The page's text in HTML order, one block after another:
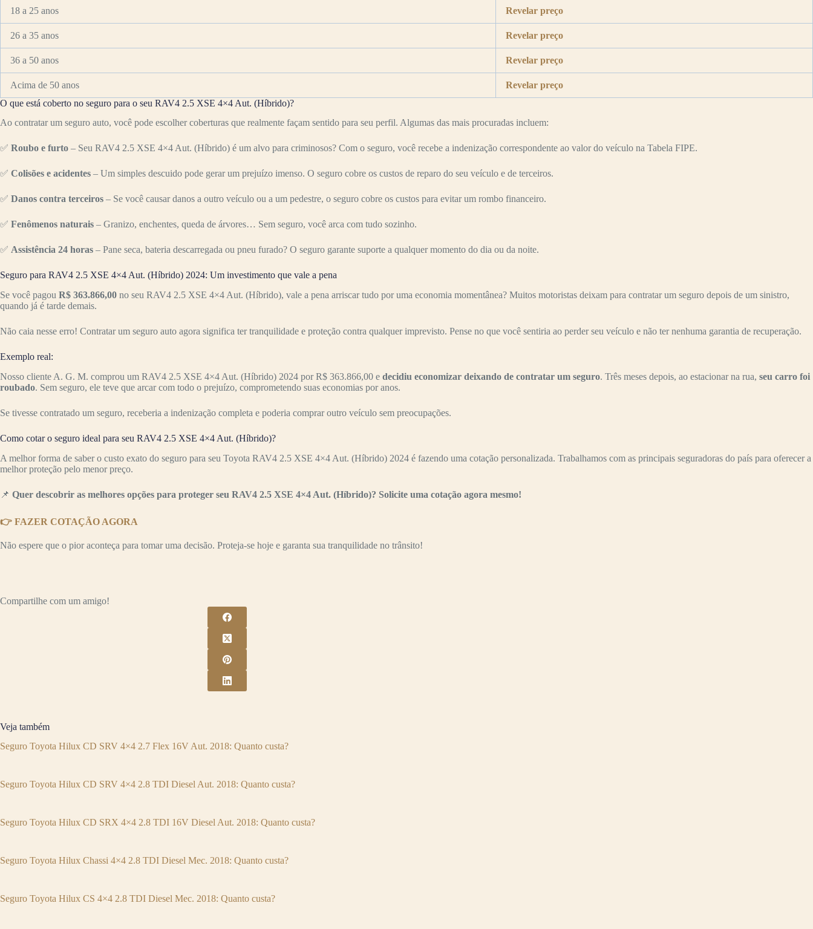
18 a 25 anos Revelar preço
26 a 35 anos Revelar preço
36 a 50 anos Revelar preço
Acima de 50 anos
Revelar preço
O que está coberto no seguro para o seu RAV4 2.5 XSE 4×4 Aut. (Híbrido)?
Ao contratar um seguro auto, você pode escolher coberturas que realmente façam sentido para seu perfil. Algumas das mais procuradas incluem:
✅ Roubo e furto – Seu RAV4 2.5 XSE 4×4 Aut. (Híbrido) é um alvo para criminosos? Com o seguro, você recebe a indenização correspondente ao valor do veículo na Tabela FIPE.
✅ Colisões e acidentes – Um simples descuido pode gerar um prejuízo imenso. O seguro cobre os custos de reparo do seu veículo e de terceiros.
✅ Danos contra terceiros – Se você causar danos a outro veículo ou a um pedestre, o seguro cobre os custos para evitar um rombo financeiro.
✅ Fenômenos naturais – Granizo, enchentes, queda de árvores… Sem seguro, você arca com tudo sozinho.
✅ Assistência 24 horas – Pane seca, bateria descarregada ou pneu furado? O seguro garante suporte a qualquer momento do dia ou da noite.
Seguro para RAV4 2.5 XSE 4×4 Aut. (Híbrido) 2024: Um investimento que vale a pena
Se você pagou R$ 363.866,00 no seu RAV4 2.5 XSE 4×4 Aut. (Híbrido), vale a pena arriscar tudo por uma economia momentânea? Muitos motoristas deixam para contratar um seguro depois de um sinistro,
quando já é tarde demais.
Não caia nesse erro! Contratar um seguro auto agora significa ter tranquilidade e proteção contra qualquer imprevisto. Pense no que você sentiria ao perder seu veículo e não ter nenhuma garantia de recuperação.
Exemplo real:
Nosso cliente A. G. M. comprou um RAV4 2.5 XSE 4×4 Aut. (Híbrido) 2024 por R$ 363.866,00 e decidiu economizar deixando de contratar um seguro. Três meses depois, ao estacionar na rua, seu carro foi
roubado. Sem seguro, ele teve que arcar com todo o prejuízo, comprometendo suas economias por anos.
Se tivesse contratado um seguro, receberia a indenização completa e poderia comprar outro veículo sem preocupações.
Como cotar o seguro ideal para seu RAV4 2.5 XSE 4×4 Aut. (Híbrido)?
A melhor forma de saber o custo exato do seguro para seu Toyota RAV4 2.5 XSE 4×4 Aut. (Híbrido) 2024 é fazendo uma cotação personalizada. Trabalhamos com as principais seguradoras do país para oferecer a
melhor proteção pelo menor preço.
📌 Quer descobrir as melhores opções para proteger seu RAV4 2.5 XSE 4×4 Aut. (Híbrido)? Solicite uma cotação agora mesmo!
👉 FAZER COTAÇÃO AGORA
Não espere que o pior aconteça para tomar uma decisão. Proteja-se hoje e garanta sua tranquilidade no trânsito!
Compartilhe com um amigo!
Veja também
Seguro Toyota Hilux CD SRV 4×4 2.7 Flex 16V Aut. 2018: Quanto custa?
Seguro Toyota Hilux CD SRV 4×4 2.8 TDI Diesel Aut. 2018: Quanto custa?
Seguro Toyota Hilux CD SRX 4×4 2.8 TDI 16V Diesel Aut. 2018: Quanto custa?
Seguro Toyota Hilux Chassi 4×4 2.8 TDI Diesel Mec. 2018: Quanto custa?
Seguro Toyota Hilux CS 4×4 2.8 TDI Diesel Mec. 2018: Quanto custa?